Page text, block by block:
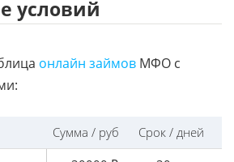
условий
онлайн займов МФО с
Сумма / руб Срок / дней